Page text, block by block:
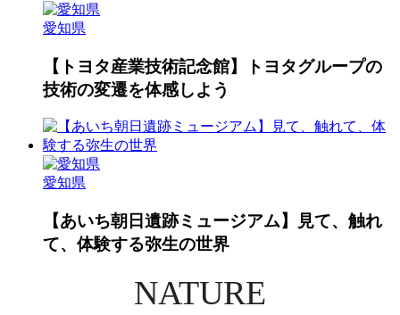
愛知県
【トヨタ産業技術記念館】トヨタグループの
技術の変遷を体感しよう
愛知県
【あいち朝日遺跡ミュージアム】見て、触れ
て、体験する弥生の世界
NATURE